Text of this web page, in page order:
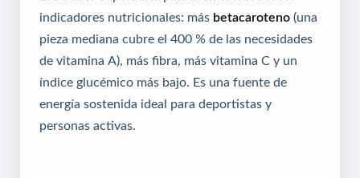
indicadores nutricionales: más betacaroteno (una
pieza mediana cubre el 400 % de las necesidades
de vitamina A), más fibra, más vitamina C y un
índice glucémico más bajo. Es una fuente de
energía sostenida ideal para deportistas y
personas activas.